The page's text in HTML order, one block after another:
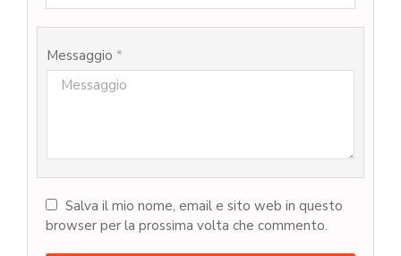
Messaggio *
Salva il mio nome, email e sito web in questo
browser per la prossima volta che commento.